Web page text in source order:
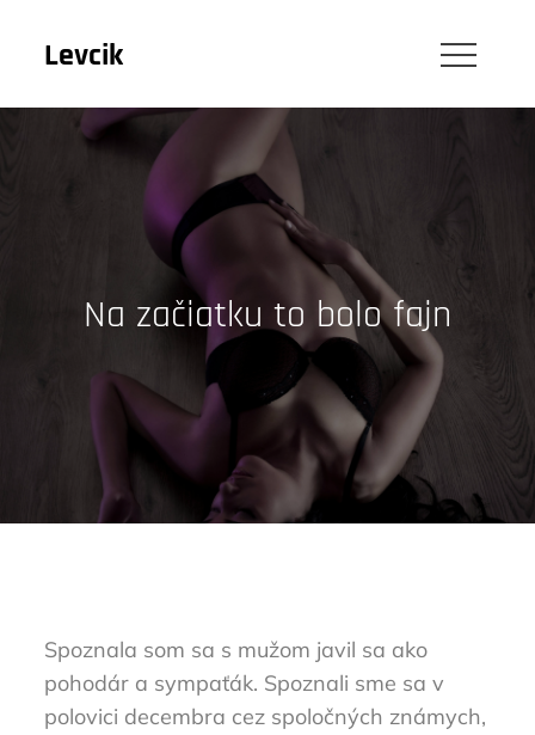
Levcik
Na začiatku to bolo fajn
Spoznala som sa s mužom javil sa ako
pohodár a sympaťák. Spoznali sme sa v
polovici decembra cez spoločných známych,